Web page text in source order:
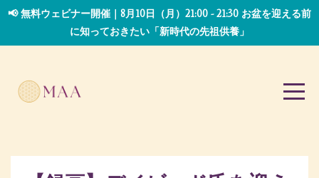
📢 無料ウェビナー開催｜8月10日（月）21:00 - 21:30 お盆を迎える前
に知っておきたい「新時代の先祖供養」